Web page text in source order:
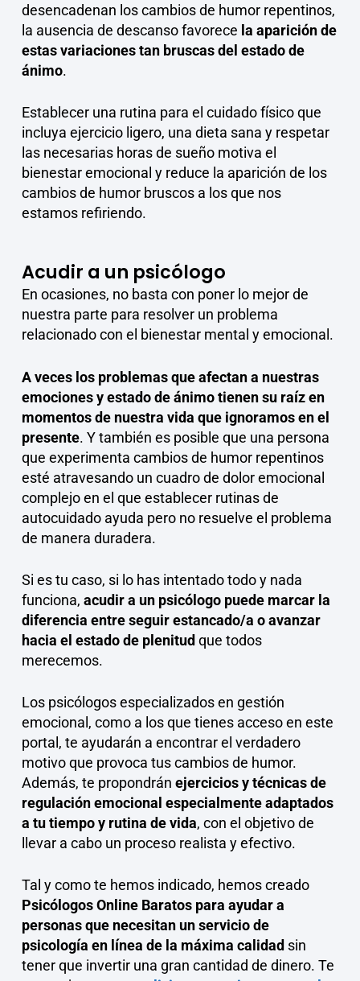
desencadenan los cambios de humor repentinos,
la ausencia de descanso favorece la aparición de
estas variaciones tan bruscas del estado de
ánimo.
Establecer una rutina para el cuidado físico que
incluya ejercicio ligero, una dieta sana y respetar
las necesarias horas de sueño motiva el
bienestar emocional y reduce la aparición de los
cambios de humor bruscos a los que nos
estamos refiriendo.
Acudir a un psicólogo
En ocasiones, no basta con poner lo mejor de
nuestra parte para resolver un problema
relacionado con el bienestar mental y emocional.
A veces los problemas que afectan a nuestras
emociones y estado de ánimo tienen su raíz en
momentos de nuestra vida que ignoramos en el
presente. Y también es posible que una persona
que experimenta cambios de humor repentinos
esté atravesando un cuadro de dolor emocional
complejo en el que establecer rutinas de
autocuidado ayuda pero no resuelve el problema
de manera duradera.
Si es tu caso, si lo has intentado todo y nada
funciona, acudir a un psicólogo puede marcar la
diferencia entre seguir estancado/a o avanzar
hacia el estado de plenitud que todos
merecemos.
Los psicólogos especializados en gestión
emocional, como a los que tienes acceso en este
portal, te ayudarán a encontrar el verdadero
motivo que provoca tus cambios de humor.
Además, te propondrán ejercicios y técnicas de
regulación emocional especialmente adaptados
a tu tiempo y rutina de vida, con el objetivo de
llevar a cabo un proceso realista y efectivo.
Tal y como te hemos indicado, hemos creado
Psicólogos Online Baratos para ayudar a
personas que necesitan un servicio de
psicología en línea de la máxima calidad sin
tener que invertir una gran cantidad de dinero. Te